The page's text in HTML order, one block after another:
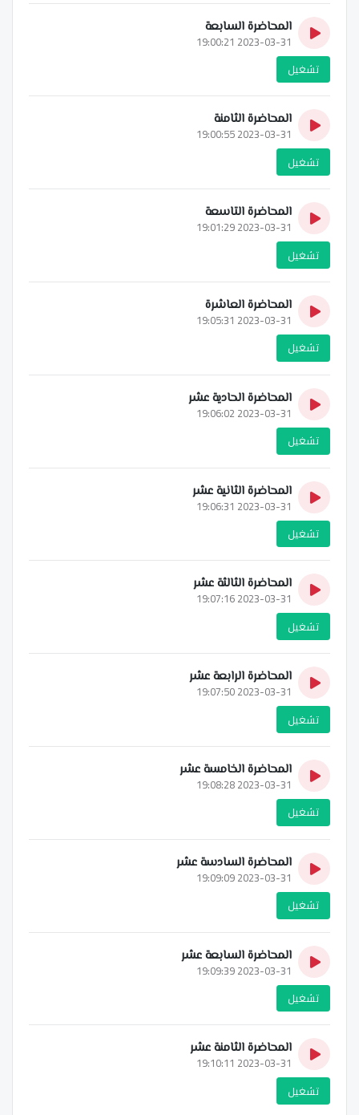
المحاضرة السابعة
2023-03-31 19:00:21
تشغيل
المحاضرة الثامنة
2023-03-31 19:00:55
تشغيل
المحاضرة التاسعة
2023-03-31 19:01:29
تشغيل
المحاضرة العاشرة
2023-03-31 19:05:31
تشغيل
المحاضرة الحادية عشر
2023-03-31 19:06:02
تشغيل
المحاضرة الثانية عشر
2023-03-31 19:06:31
تشغيل
المحاضرة الثالثة عشر
2023-03-31 19:07:16
تشغيل
المحاضرة الرابعة عشر
2023-03-31 19:07:50
تشغيل
المحاضرة الخامسة عشر
2023-03-31 19:08:28
تشغيل
المحاضرة السادسة عشر
2023-03-31 19:09:09
تشغيل
المحاضرة السابعة عشر
2023-03-31 19:09:39
تشغيل
المحاضرة الثامنة عشر
2023-03-31 19:10:11
تشغيل